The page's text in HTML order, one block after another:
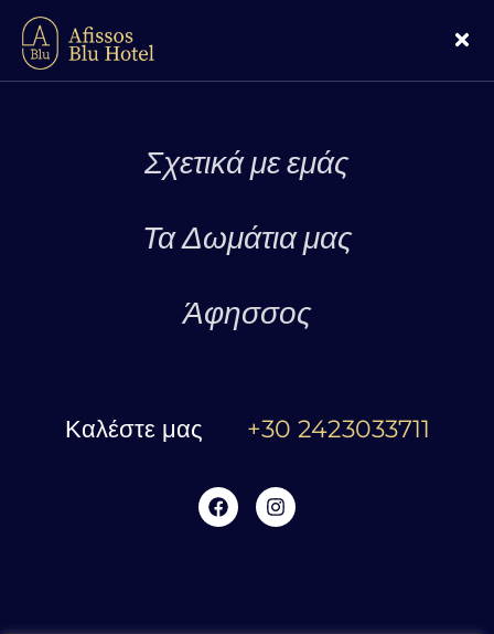
Σχετικά με εμάς
Τα Δωμάτια μας
Άφησσος
Καλέστε μας +30 2423033711